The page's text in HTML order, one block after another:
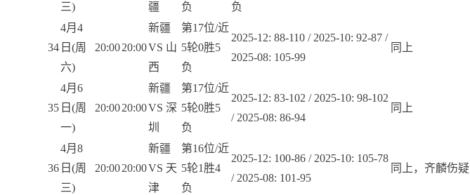
三)
疆
负
负
34
4月4
日(周
六)
20:0020:00
新疆
VS 山
西
第17位/近
5轮0胜5
负
2025-12: 88-110 / 2025-10: 92-87 /
2025-08: 105-99
同上
35
4月6
日(周
一)
20:0020:00
新疆
VS 深
圳
第17位/近
5轮0胜5
负
2025-12: 83-102 / 2025-10: 98-102
/ 2025-08: 86-94
同上
36
4月8
日(周
三)
20:0020:00
新疆
VS 天
津
第16位/近
5轮1胜4
负
2025-12: 100-86 / 2025-10: 105-78
/ 2025-08: 101-95
同上，齐麟伤疑